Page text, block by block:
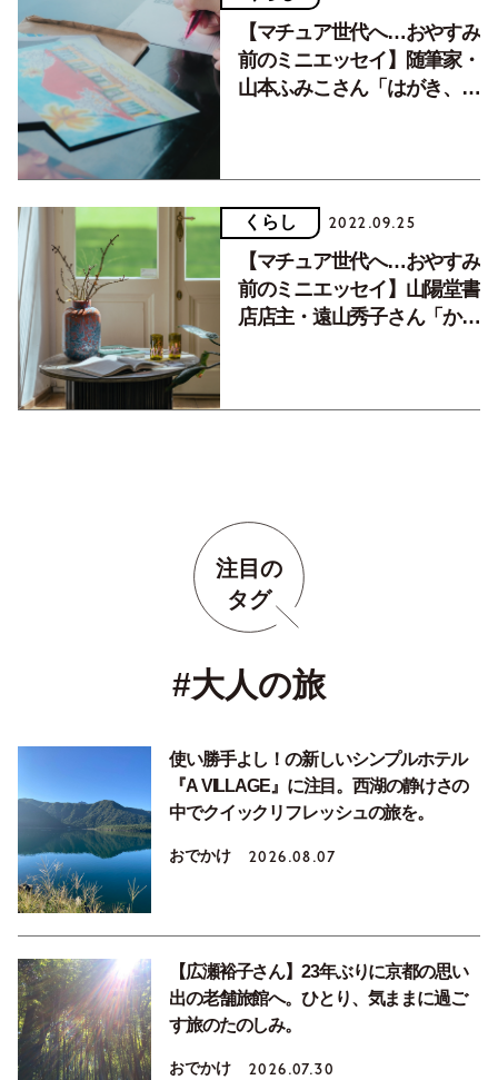
【マチュア世代へ…おやすみ
前のミニエッセイ】随筆家・
山本ふみこさん「はがき、大
くらし 2022.09.25
【マチュア世代へ…おやすみ
前のミニエッセイ】山陽堂書
店店主・遠山秀子さん「かっ
注目の
タグ
#大人の旅
使い勝手よし！の新しいシンプルホテル
『A VILLAGE』に注目。西湖の静けさの
中でクイックリフレッシュの旅を。
おでかけ 2026.08.07
【広瀬裕子さん】23年ぶりに京都の思い
出の老舗旅館へ。ひとり、気ままに過ご
す旅のたのしみ。
おでかけ 2026.07.30